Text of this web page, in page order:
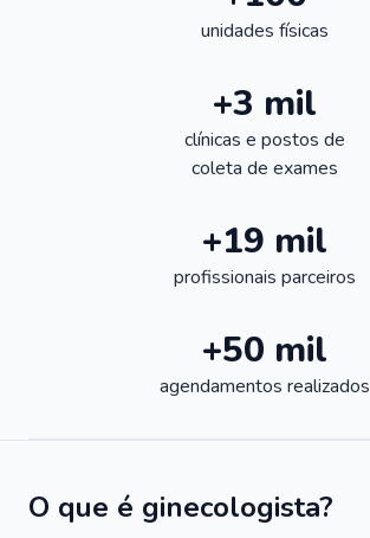
unidades físicas
+3 mil
clínicas e postos de
coleta de exames
+19 mil
profissionais parceiros
+50 mil
agendamentos realizados
O que é ginecologista?